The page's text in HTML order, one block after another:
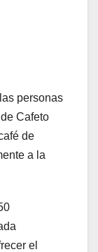
personas
Cafeto
de
a la
el